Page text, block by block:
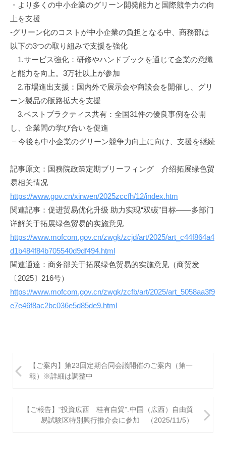
・より多くの中小企業のグリーン開発能力と国際競争力の向
上を支援
‐グリーン化のコストが中小企業の負担となる中、商務部は
以下の3つの取り組みで支援を強化
1.サービス強化：研修やハンドブックを通じて企業の意識
と能力を向上。3万社以上が参加
2.市場進出支援：国内外で展示会や商談会を開催し、グリ
ーン製品の販路拡大を支援
3.ベストプラクティス共有：全国31件の優良事例を公開
し、企業間の学び合いを促進
– 今後も中小企業のグリーン競争力向上に向け、支援を継続
記事原文：国務院政策定期ブリーフィング 介绍拓展绿色贸
易相关情况
https://www.gov.cn/xinwen/2025zccfh/12/index.htm
関連記事：促进贸易优化升级 助力实现“双碳”目标——多部门
详解关于拓展绿色贸易的实施意见
https://www.mofcom.gov.cn/zwgk/zcjd/art/2025/art_c44f864a4
d1b484f84b705540d9df494.html
関連通達：商务部关于拓展绿色贸易的实施意见（商贸发
〔2025〕216号）
https://www.mofcom.gov.cn/zwgk/zcfb/art/2025/art_5058aa3f9
e7e46f8ac2bc036e5d85de9.html
稿
【ご案内】第23回定期合同会議開催のご案内（第一
報）※詳細は調整中
【ご報告】“投資広西 桂有自貿”₋中国（広西）自由貿
易試験区特別興行推介会に参加 （2025/11/5）